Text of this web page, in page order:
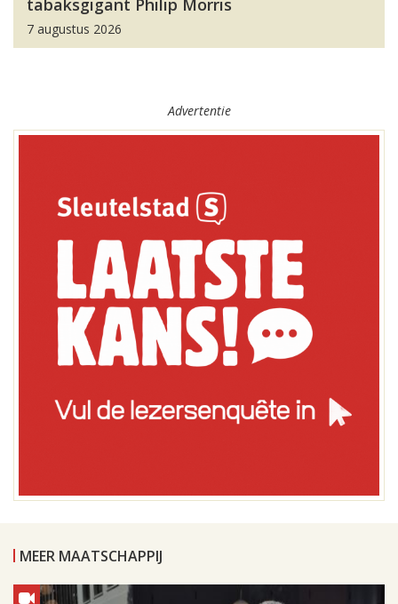
tabaksgigant Philip Morris
7 augustus 2026
Advertentie
MEER MAATSCHAPPIJ